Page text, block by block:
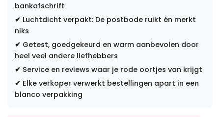
bankafschrift
✔ Luchtdicht verpakt: De postbode ruikt én merkt
niks
✔ Getest, goedgekeurd en warm aanbevolen door
heel veel andere liefhebbers
✔ Service en reviews waar je rode oortjes van krijgt
✔ Elke verkoper verwerkt bestellingen apart in een
blanco verpakking